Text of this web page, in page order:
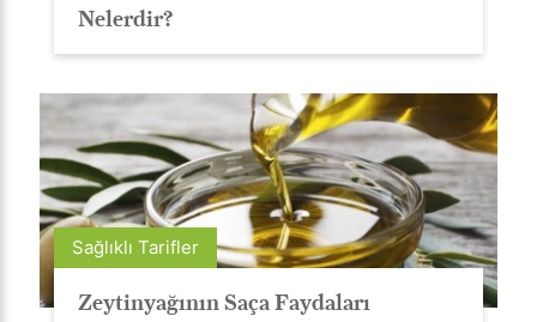
Nelerdir?
Sağlıklı Tarifler
Zeytinyağının Saça Faydaları